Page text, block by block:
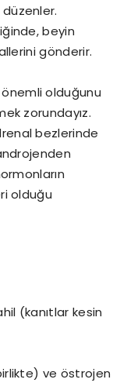
düzenler.
beyin
gönderir.
olduğunu
zorundayız.
bezlerinde
olduğu
(kanıtlar kesin
ve östrojen